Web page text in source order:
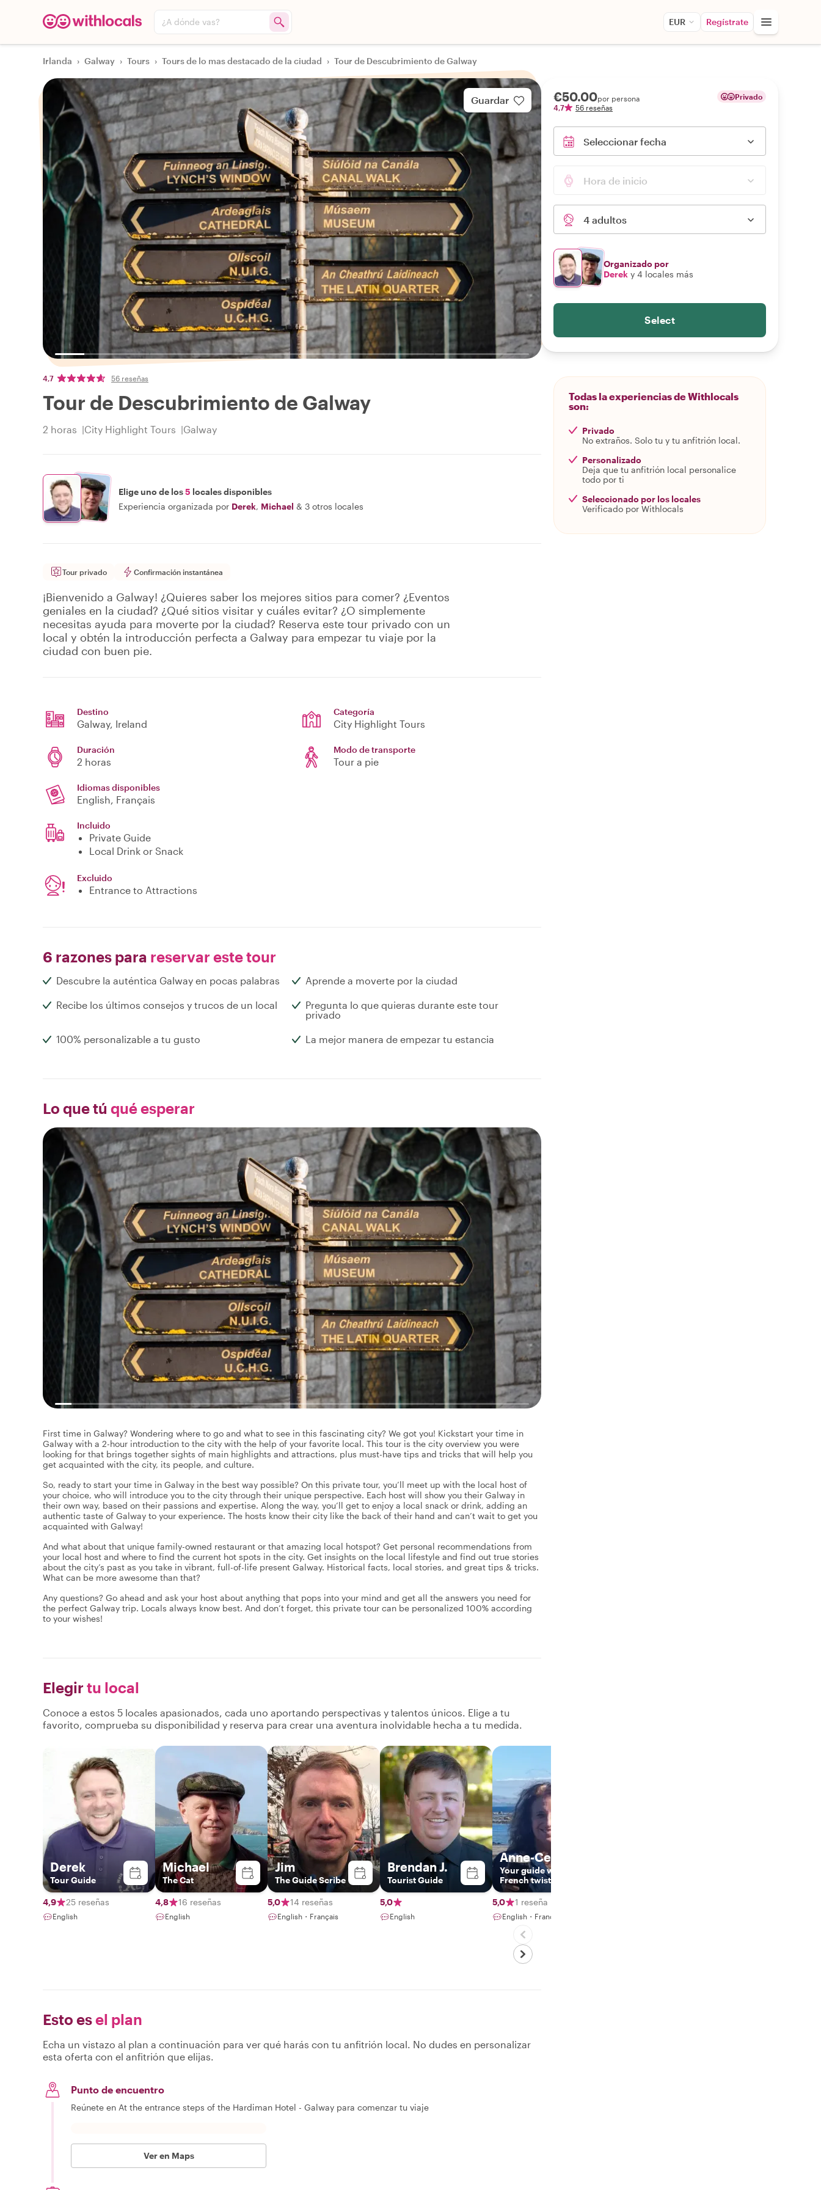
¿A dónde vas? EUR Regístrate
Irlanda › Galway › Tours › Tours de lo mas destacado de la ciudad › Tour de Descubrimiento de Galway
Guardar
4,7 56 reseñas
Tour de Descubrimiento de Galway
2 horas City Highlight Tours Galway
Elige uno de los5 locales disponibles
Experiencia organizada por Derek, Michael & 3 otros locales
Tour privado Confirmación instantánea
¡Bienvenido a Galway! ¿Quieres saber los mejores sitios para comer? ¿Eventos
geniales en la ciudad? ¿Qué sitios visitar y cuáles evitar? ¿O simplemente
necesitas ayuda para moverte por la ciudad? Reserva este tour privado con un
local y obtén la introducción perfecta a Galway para empezar tu viaje por la
ciudad con buen pie.
Destino
Galway, Ireland
Categoría
City Highlight Tours
Duración
2 horas
Modo de transporte
Tour a pie
Idiomas disponibles
English, Français
Incluido
Private Guide
Local Drink or Snack
Excluido
Entrance to Attractions
6 razones para reservar este tour
Descubre la auténtica Galway en pocas palabras Aprende a moverte por la ciudad
Recibe los últimos consejos y trucos de un local
Pregunta lo que quieras durante este tour
privado
100% personalizable a tu gusto La mejor manera de empezar tu estancia
Lo que tú qué esperar
First time in Galway? Wondering where to go and what to see in this fascinating city? We got you! Kickstart your time in
Galway with a 2-hour introduction to the city with the help of your favorite local. This tour is the city overview you were
looking for that brings together sights of main highlights and attractions, plus must-have tips and tricks that will help you
get acquainted with the city, its people, and culture.
So, ready to start your time in Galway in the best way possible? On this private tour, you’ll meet up with the local host of
your choice, who will introduce you to the city through their unique perspective. Each host will show you their Galway in
their own way, based on their passions and expertise. Along the way, you’ll get to enjoy a local snack or drink, adding an
authentic taste of Galway to your experience. The hosts know their city like the back of their hand and can’t wait to get you
acquainted with Galway!
And what about that unique family-owned restaurant or that amazing local hotspot? Get personal recommendations from
your local host and where to find the current hot spots in the city. Get insights on the local lifestyle and find out true stories
about the city’s past as you take in vibrant, full-of-life present Galway. Historical facts, local stories, and great tips & tricks.
What can be more awesome than that?
Any questions? Go ahead and ask your host about anything that pops into your mind and get all the answers you need for
the perfect Galway trip. Locals always know best. And don’t forget, this private tour can be personalized 100% according
to your wishes!
Elegir tu local
Conoce a estos 5 locales apasionados, cada uno aportando perspectivas y talentos únicos. Elige a tu
favorito, comprueba su disponibilidad y reserva para crear una aventura inolvidable hecha a tu medida.
Derek
Tour Guide
4,9 25 reseñas
English
Michael
The Cat
4,8 16 reseñas
English
Jim
The Guide Scribe
5,0 14 reseñas
English・Français
Brendan J.
Tourist Guide
5,0
English
Anne-Celine
Your guide with a
French twist
5,0 1 reseña
English・Français
Esto esel plan
Echa un vistazo al plan a continuación para ver qué harás con tu anfitrión local. No dudes en personalizar
esta oferta con el anfitrión que elijas.
Punto de encuentro
Reúnete en At the entrance steps of the Hardiman Hotel - Galway para comenzar tu viaje
Ver en Maps
€50.00por persona
4,7
56 reseñas
Privado
Seleccionar fecha
Hora de inicio
4 adultos
Organizado por
Derek y 4 locales más
Select
Todas la experiencias de Withlocals
son:
Privado
No extraños. Solo tu y tu anfitrión local.
Personalizado
Deja que tu anfitrión local personalice
todo por ti
Seleccionado por los locales
Verificado por Withlocals